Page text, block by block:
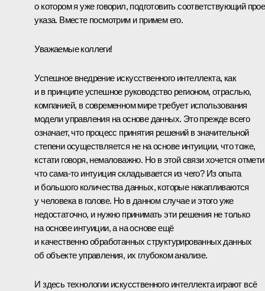
о котором я уже говорил, подготовить соответствующий
указа. Вместе посмотрим и примем его.
Уважаемые коллеги!
Успешное внедрение искусственного интеллекта, как
и в принципе успешное руководство регионом, отраслью,
компанией, в современном мире требует использования
модели управления на основе данных. Это прежде всего
означает, что процесс принятия решений в значительной
степени осуществляется не на основе интуиции, что тоже,
кстати говоря, немаловажно. Но в этой связи хочется
что сама-то интуиция складывается из чего? Из опыта
и большого количества данных, которые накапливаются
у человека в голове. Но в данном случае и этого уже
недостаточно, и нужно принимать эти решения не только
на основе интуиции, а на основе ещё
и качественно обработанных структурированных данных
об объекте управления, их глубоком анализе.
И здесь технологии искусственного интеллекта играют всё